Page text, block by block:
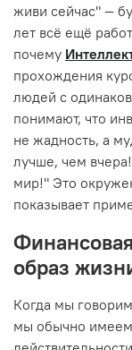
живи сейчас" —
лет всё ещё
почему
прохождения
людей с
понимают, что
не жадность, а
лучше, чем
мир!" Это
показывает
образ
Когда мы
мы обычно